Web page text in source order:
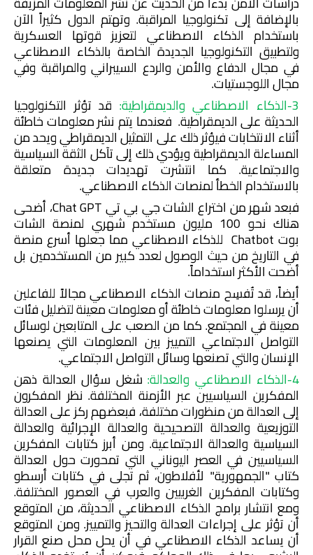
بالإضافة إلى تكنولوجيا المراقبة. وتهتم الدول كثيراً الآن
باستخدام الذكاء الاصطناعي لتعزيز قوتها العسكرية
ولتطبيق التكنولوجيا الجديدة الخاصة بالذكاء الاصطناعي
في مجال الدفاع والأمن والردع السيبراني والمراقبة وفي
مجال اللوجستيات.
3-الذكاء الاصطناعي والديمقراطية:
قد تؤثر التكنولوجيا
الحديثة على الديمقراطية. فعندما يتم نشر معلومات خاطئة
أثناء الانتخابات فيؤثر ذلك على التمثيل الديمقراطي ويحد من
المساءلة الديمقراطية ويؤدي ذلك إلى تآكل الثقة السياسية
والاجتماعية. كما انتشرت تهديدات جديدة متعلقة
بالاستخدام الخطأ لمنصات الذكاء الاصطناعي.
فبعد شهر من اختراع الشات جي بي تيChat GPT، أضحى
هناك نحو 100 مليون مستخدم شهري لمنصة الشات
بوت Chatbotللذكاء الاصطناعي مما جعلها أسرع منصة
في التاريخ من حيث الوصول لعدد كبير من المستخدمين بل
أضحت الأكثر استخداماً.
أيضاً، قد تُفسِح منصات الذكاء الاصطناعي مجالاً للفاعلين
أن يرسلوا معلومات خاطئة أو معلومات معينة لتضليل فئات
معينة في المجتمع. كما من الصعب على المتابعين لوسائل
التواصل الاجتماعي التمييز بين المعلومات التي يصنعها
الإنسان والتي تصنعها وسائل التواصل الاجتماعي.
4-الذكاء الاصطناعي والعدالة:
شغل سؤال العدالة ذهن
المفكرين السياسيين عبر الأزمنة المختلفة. نظر المفكرون
إلى العدالة من منظورات مختلفة، فبعضهم ركز على العدالة
التوزيعية والعدالة التصحيحية والعدالة الإجرائية والعدالة
السياسية والعدالة الاجتماعية. ومن أبرز كتابات المفكرين
السياسيين في العصر اليوناني التي تمحورت حول العدالة
كتاب "الجمهورية" لأفلاطون، ثم تجلى في كتابات أرسطو
وكتابات المفكرين الغربيين والعرب في العصور المختلفة.
ومع انتشار برامج الذكاء الاصطناعي الحديثة، من المتوقع
أن تؤثر على إجراءات العدالة والتحيز والتمييز. ومن المتوقع
أن يساعد الذكاء الاصطناعي في أن يحل محل صنع القرار